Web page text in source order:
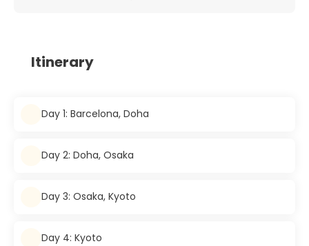
Itinerary
Day 1: Barcelona, Doha
Day 2: Doha, Osaka
Day 3: Osaka, Kyoto
Day 4: Kyoto